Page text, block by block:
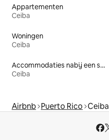
Appartementen
Ceiba
Woningen
Ceiba
Accommodaties nabij een strand
Ceiba
Airbnb Puerto Rico Ceiba